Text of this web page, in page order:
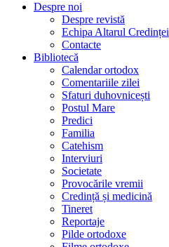
Despre noi
Despre revistă
Echipa Altarul Credinței
Contacte
Bibliotecă
Calendar ortodox
Comentariile zilei
Sfaturi duhovnicești
Postul Mare
Predici
Familia
Catehism
Interviuri
Societate
Provocările vremii
Credință și medicină
Tineret
Reportaje
Pilde ortodoxe